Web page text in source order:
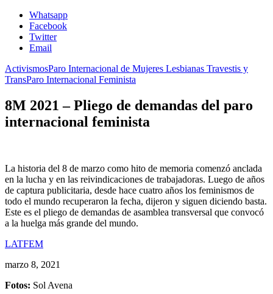
Whatsapp
Facebook
Twitter
Email
ActivismosParo Internacional de Mujeres Lesbianas Travestis y
TransParo Internacional Feminista
8M 2021 – Pliego de demandas del paro
internacional feminista
La historia del 8 de marzo como hito de memoria comenzó anclada
en la lucha y en las reivindicaciones de trabajadoras. Luego de años
de captura publicitaria, desde hace cuatro años los feminismos de
todo el mundo recuperaron la fecha, dijeron y siguen diciendo basta.
Este es el pliego de demandas de asamblea transversal que convocó
a la huelga más grande del mundo.
LATFEM
marzo 8, 2021
Fotos: Sol Avena